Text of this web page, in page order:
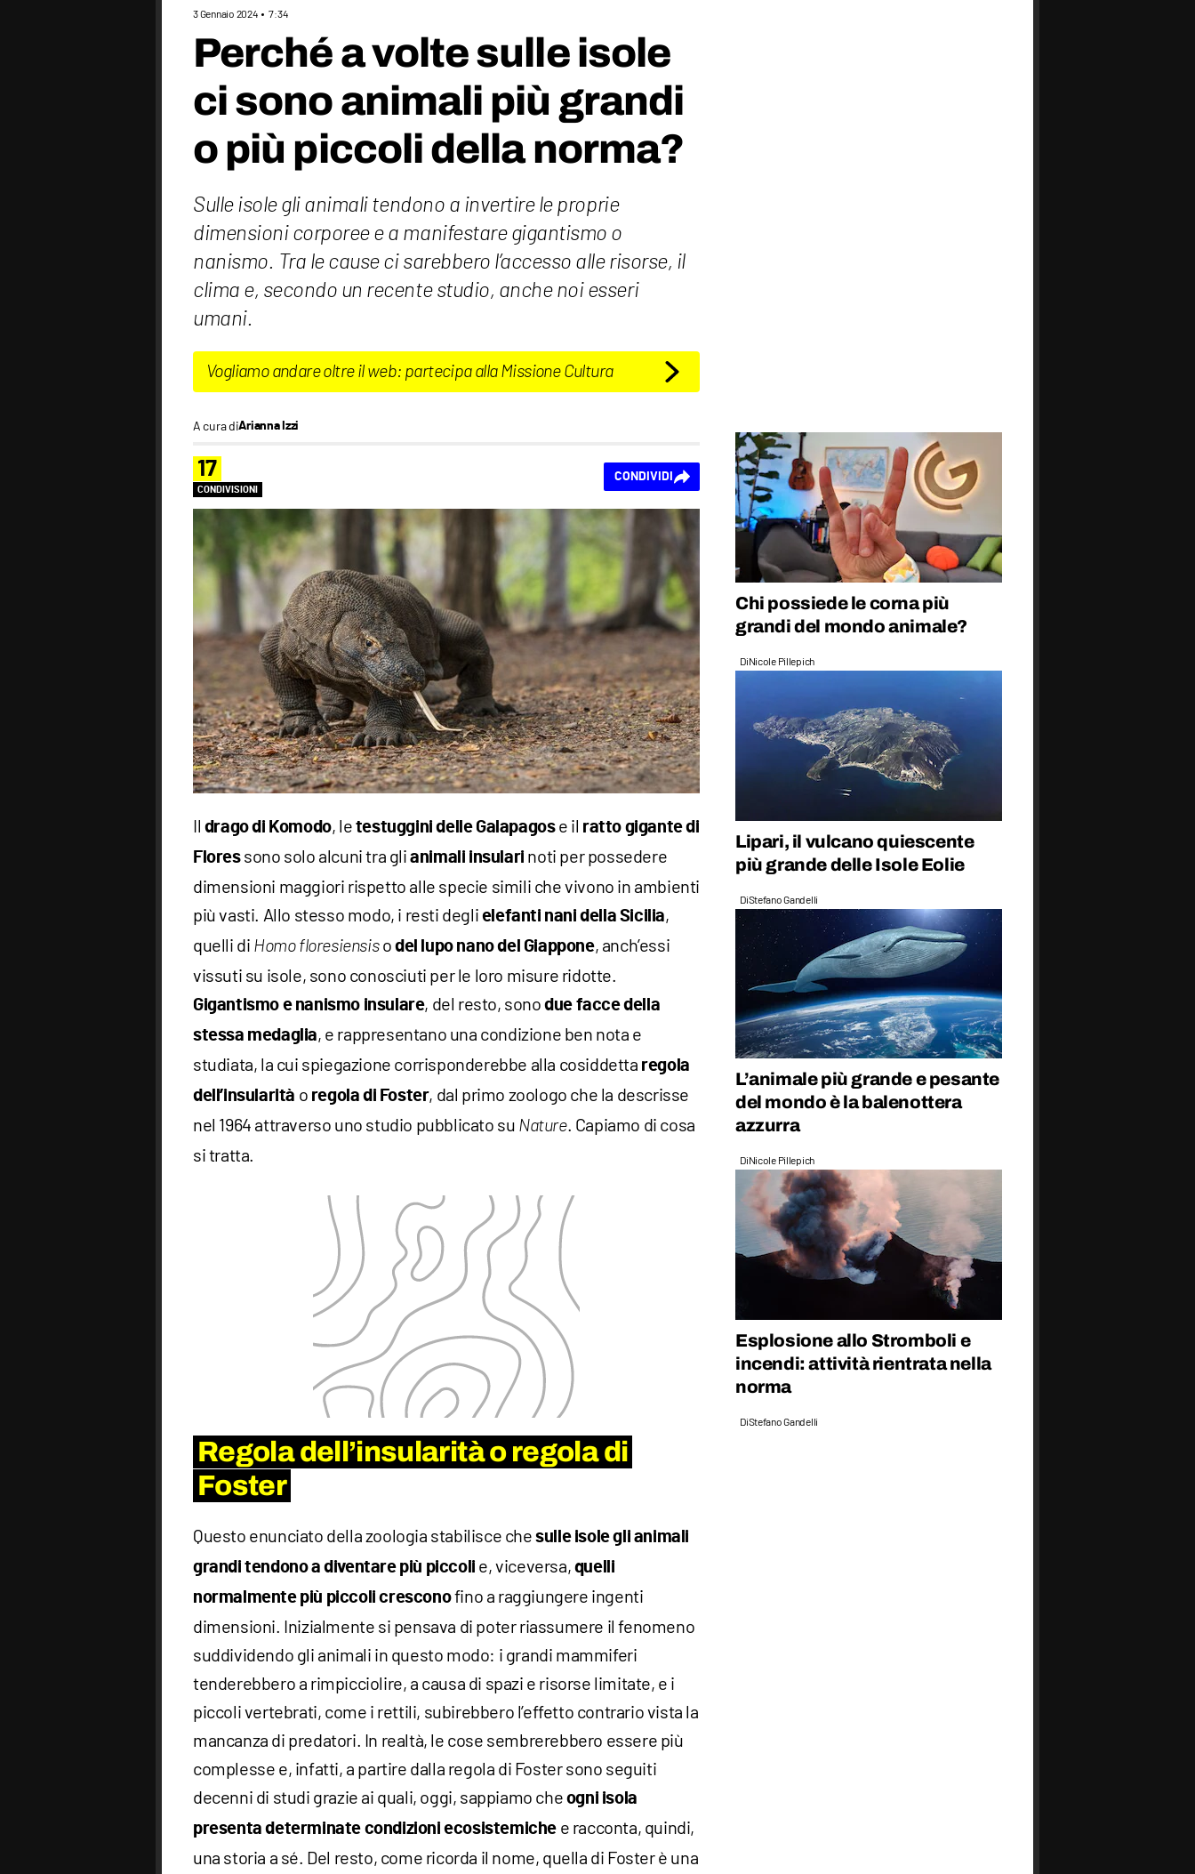
3 Gennaio 2024 7:34
Perché a volte sulle isole
ci sono animali più grandi
o più piccoli della norma?
Sulle isole gli animali tendono a invertire le proprie
dimensioni corporee e a manifestare gigantismo o
nanismo. Tra le cause ci sarebbero l’accesso alle risorse, il
clima e, secondo un recente studio, anche noi esseri
umani.
Vogliamo andare oltre il web: partecipa alla Missione Cultura
A cura diArianna Izzi
17
CONDIVISIONI
CONDIVIDI
Il drago di Komodo, le testuggini delle Galapagose il ratto gigante di
Floressono solo alcuni tra glianimali insulari noti per possedere
dimensioni maggiori rispetto alle specie simili che vivono in ambienti
più vasti. Allo stesso modo, i resti degli elefanti nani della Sicilia,
quelli di Homo floresiensisodel lupo nano del Giappone, anch’essi
vissuti su isole, sono conosciuti per le loro misure ridotte.
Gigantismo e nanismo insulare, del resto, sonodue facce della
stessa medaglia, e rappresentano una condizione ben nota e
studiata, la cui spiegazione corrisponderebbe alla cosiddetta regola
dell’insularità o regola di Foster, dal primo zoologo che la descrisse
nel 1964 attraverso uno studio pubblicato su Nature. Capiamo di cosa
si tratta.
Regola dell’insularità o regola di
Foster
Questo enunciato della zoologia stabilisce chesulle isolegli animali
grandi tendono a diventare più piccoli e, viceversa, quelli
normalmente più piccoli cresconofino a raggiungere ingenti
dimensioni. Inizialmente si pensava di poter riassumere il fenomeno
suddividendo gli animali in questo modo: i grandi mammiferi
tenderebbero a rimpicciolire, a causa di spazi e risorse limitate, e i
piccoli vertebrati, come i rettili, subirebbero l’effetto contrario vista la
mancanza di predatori. In realtà, le cose sembrerebbero essere più
complesse e, infatti, a partire dalla regola di Foster sono seguiti
decenni di studi grazie ai quali, oggi, sappiamo che ogni isola
presenta determinate condizioni ecosistemiche e racconta, quindi,
una storia a sé. Del resto, come ricorda il nome, quella di Foster è una
Chi possiede le corna più
grandi del mondo animale?
DiNicole Pillepich
Lipari, il vulcano quiescente
più grande delle Isole Eolie
DiStefano Gandelli
L’animale più grande e pesante
del mondo è la balenottera
azzurra
DiNicole Pillepich
Esplosione allo Stromboli e
incendi: attività rientrata nella
norma
DiStefano Gandelli